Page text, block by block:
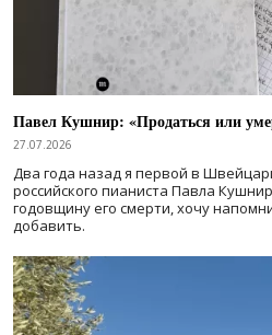
Павел Кушнир: «Продаться или
27.07.2026
Два года назад я первой в
российского пианиста Павла
годовщину его смерти, хочу
добавить.